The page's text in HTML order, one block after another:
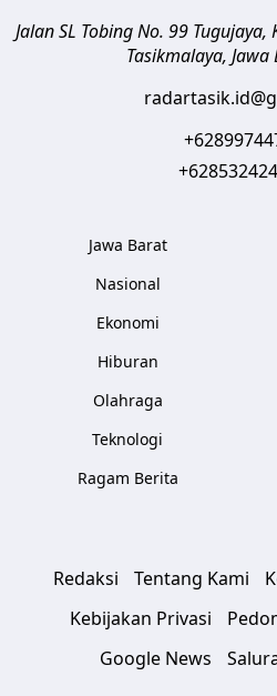
Jalan SL Tobing No. 99
Tasikmalaya, Jawa
Jawa Barat
Nasional
Ekonomi
Hiburan
Olahraga
Teknologi
Ragam Berita
Redaksi Tentang Kami
Kebijakan Privasi
Google News